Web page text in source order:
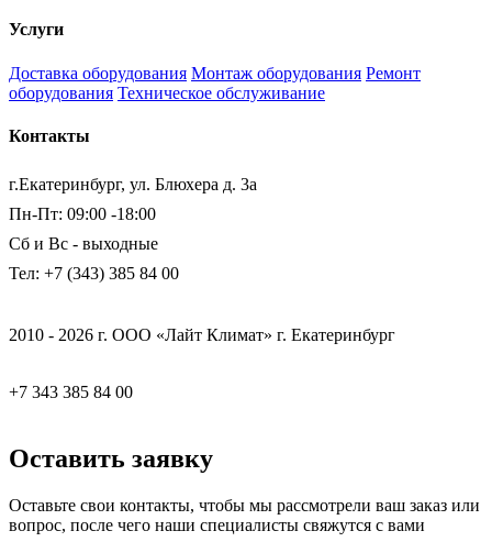
Услуги
Доставка оборудования Монтаж оборудования Ремонт
оборудования Техническое обслуживание
Контакты
г.Екатеринбург, ул. Блюхера д. 3а
Пн-Пт: 09:00 -18:00
Сб и Вс - выходные
Тел: +7 (343) 385 84 00
2010 - 2026 г. ООО «Лайт Климат» г. Екатеринбург
+7 343 385 84 00
Оставить заявку
Оставьте свои контакты, чтобы мы рассмотрели ваш заказ или
вопрос, после чего наши специалисты свяжутся с вами